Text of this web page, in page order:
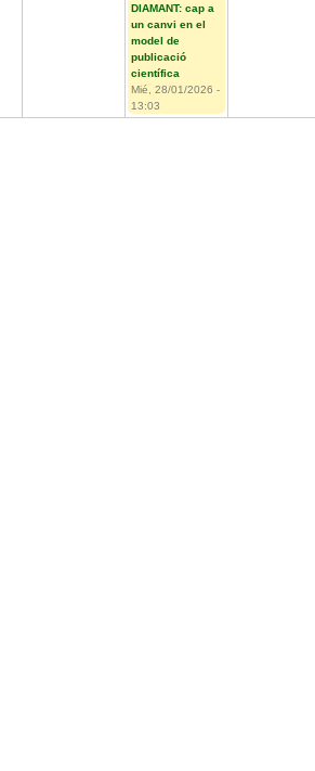
DIAMANT: cap a
un canvi en el
model de
publicació
científica
Mié, 28/01/2026 -
13:03